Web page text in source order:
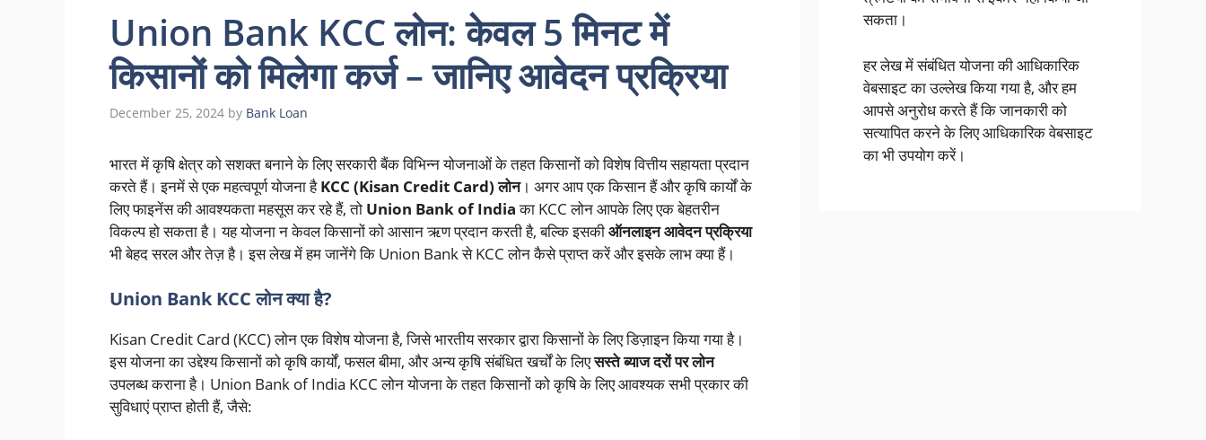
Union Bank KCC लोन: केवल 5 मिनट में
किसानों को मिलेगा कर्ज – जानिए आवेदन प्रक्रिया
December 25, 2024 by Bank Loan
भारत में कृषि क्षेत्र को सशक्त बनाने के लिए सरकारी बैंक विभिन्न योजनाओं के तहत किसानों को विशेष वित्तीय सहायता प्रदान
करते हैं। इनमें से एक महत्वपूर्ण योजना हैKCC (Kisan Credit Card) लोन। अगर आप एक किसान हैं और कृषि कार्यों के
लिए फाइनेंस की आवश्यकता महसूस कर रहे हैं, तो Union Bank of Indiaका KCC लोन आपके लिए एक बेहतरीन
विकल्प हो सकता है। यह योजना न केवल किसानों को आसान ऋण प्रदान करती है, बल्कि इसकीऑनलाइन आवेदन प्रक्रिया
भी बेहद सरल और तेज़ है। इस लेख में हम जानेंगे कि Union Bank से KCC लोन कैसे प्राप्त करें और इसके लाभ क्या हैं।
Union Bank KCC लोन क्या है?
Kisan Credit Card (KCC) लोन एक विशेष योजना है, जिसे भारतीय सरकार द्वारा किसानों के लिए डिज़ाइन किया गया है।
इस योजना का उद्देश्य किसानों को कृषि कार्यों, फसल बीमा, और अन्य कृषि संबंधित खर्चों के लिएसस्ते ब्याज दरों पर लोन
उपलब्ध कराना है। Union Bank of India KCC लोन योजना के तहत किसानों को कृषि के लिए आवश्यक सभी प्रकार की
सुविधाएं प्राप्त होती हैं, जैसे:
सकता।
हर लेख में संबंधित योजना की आधिकारिक
वेबसाइट का उल्लेख किया गया है, और हम
आपसे अनुरोध करते हैं कि जानकारी को
सत्यापित करने के लिए आधिकारिक वेबसाइट
का भी उपयोग करें।